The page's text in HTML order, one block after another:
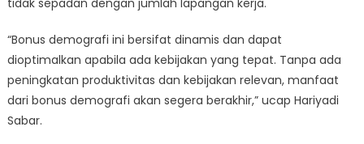
tidak sepadan dengan jumlah lapangan kerja.
“Bonus demografi ini bersifat dinamis dan dapat
dioptimalkan apabila ada kebijakan yang tepat. Tanpa ada
peningkatan produktivitas dan kebijakan relevan, manfaat
dari bonus demografi akan segera berakhir,” ucap Hariyadi
Sabar.